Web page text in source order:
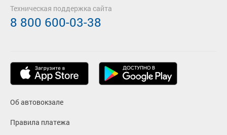
Об автовокзале
Правила платежа
Техническая поддержка сайта
8 800 600-03-38